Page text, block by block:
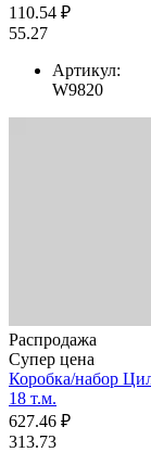
110.54 ₽
55.27
Артикул:
W9820
Распродажа
Супер цена
Коробка/набор
18 т.м.
627.46 ₽
313.73